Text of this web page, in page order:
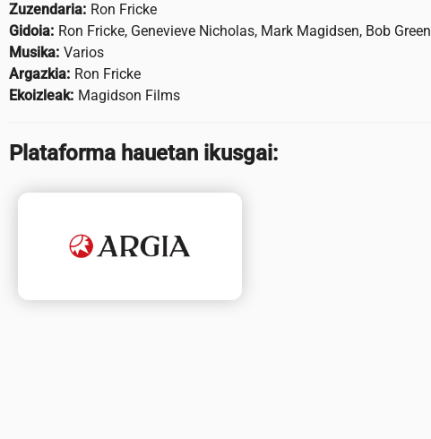
Zuzendaria: Ron Fricke
Gidoia: Ron Fricke, Genevieve Nicholas, Mark Magidsen, Bob Green
Musika: Varios
Argazkia: Ron Fricke
Ekoizleak: Magidson Films
Plataforma hauetan ikusgai: